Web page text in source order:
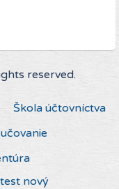
reserved.
Škola účtovníctva
nový